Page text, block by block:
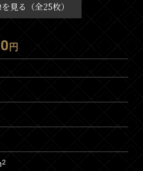
見る（全25枚）
円
2